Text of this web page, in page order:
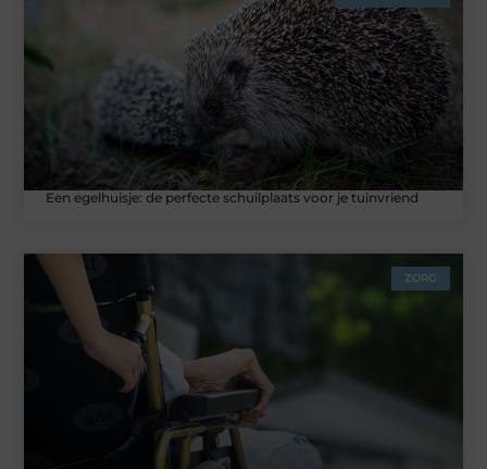
Een egelhuisje: de perfecte schuilplaats voor je tuinvriend
ZORG